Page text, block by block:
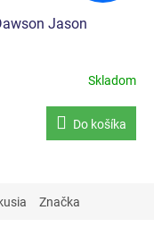
Jason
Skladom
Do košíka
Značka